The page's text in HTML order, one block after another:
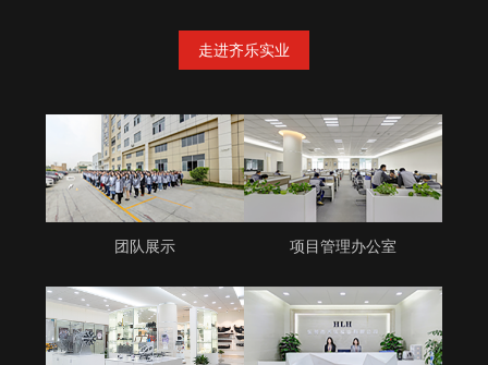
走进齐乐实业
团队展示 项目管理办公室